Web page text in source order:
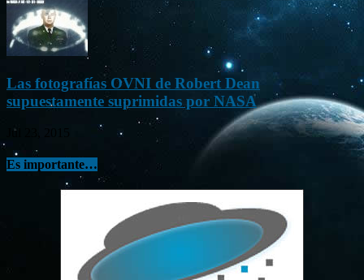
Las fotografías OVNI de Robert Dean
supuestamente suprimidas por NASA
Jul 23, 2015
Es importante…